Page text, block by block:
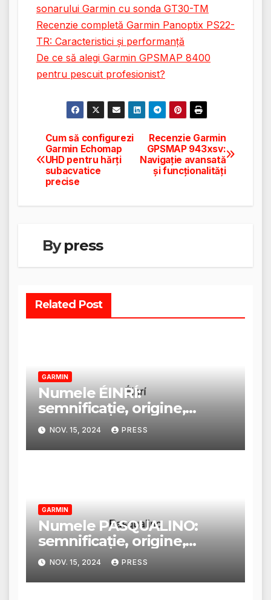
sonarului Garmin cu sonda GT30-TM
Recenzie completă Garmin Panoptix PS22-
TR: Caracteristici și performanță
De ce să alegi Garmin GPSMAP 8400
pentru pescuit profesionist?
Navigare
în
articole
Recenzie Garmin
GPSMAP 943xsv:
Navigație avansată
și funcționalități
Cum să configurezi
Garmin Echomap
UHD pentru hărți
subacvatice
precise
Bypress
Related Post
GARMIN
Numele ÉINRÍ:
semnificație, origine,
trăsături și personalitate
NOV. 15, 2024 PRESS
GARMIN
Numele PASQUALINO:
semnificație, origine,
trăsături și personalitate
NOV. 15, 2024 PRESS